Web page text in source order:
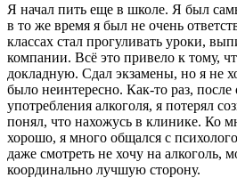
Я начал пить еще в школе. Я был
в то же время я был не очень
классах стал прогуливать уроки,
компании. Всё это привело к тому,
докладную. Сдал экзамены, но я не
было неинтересно. Как-то раз, после
употребления алкоголя, я потерял
понял, что нахожусь в клинике. Ко
хорошо, я много общался с
даже смотреть не хочу на алкоголь,
координально лучшую сторону.